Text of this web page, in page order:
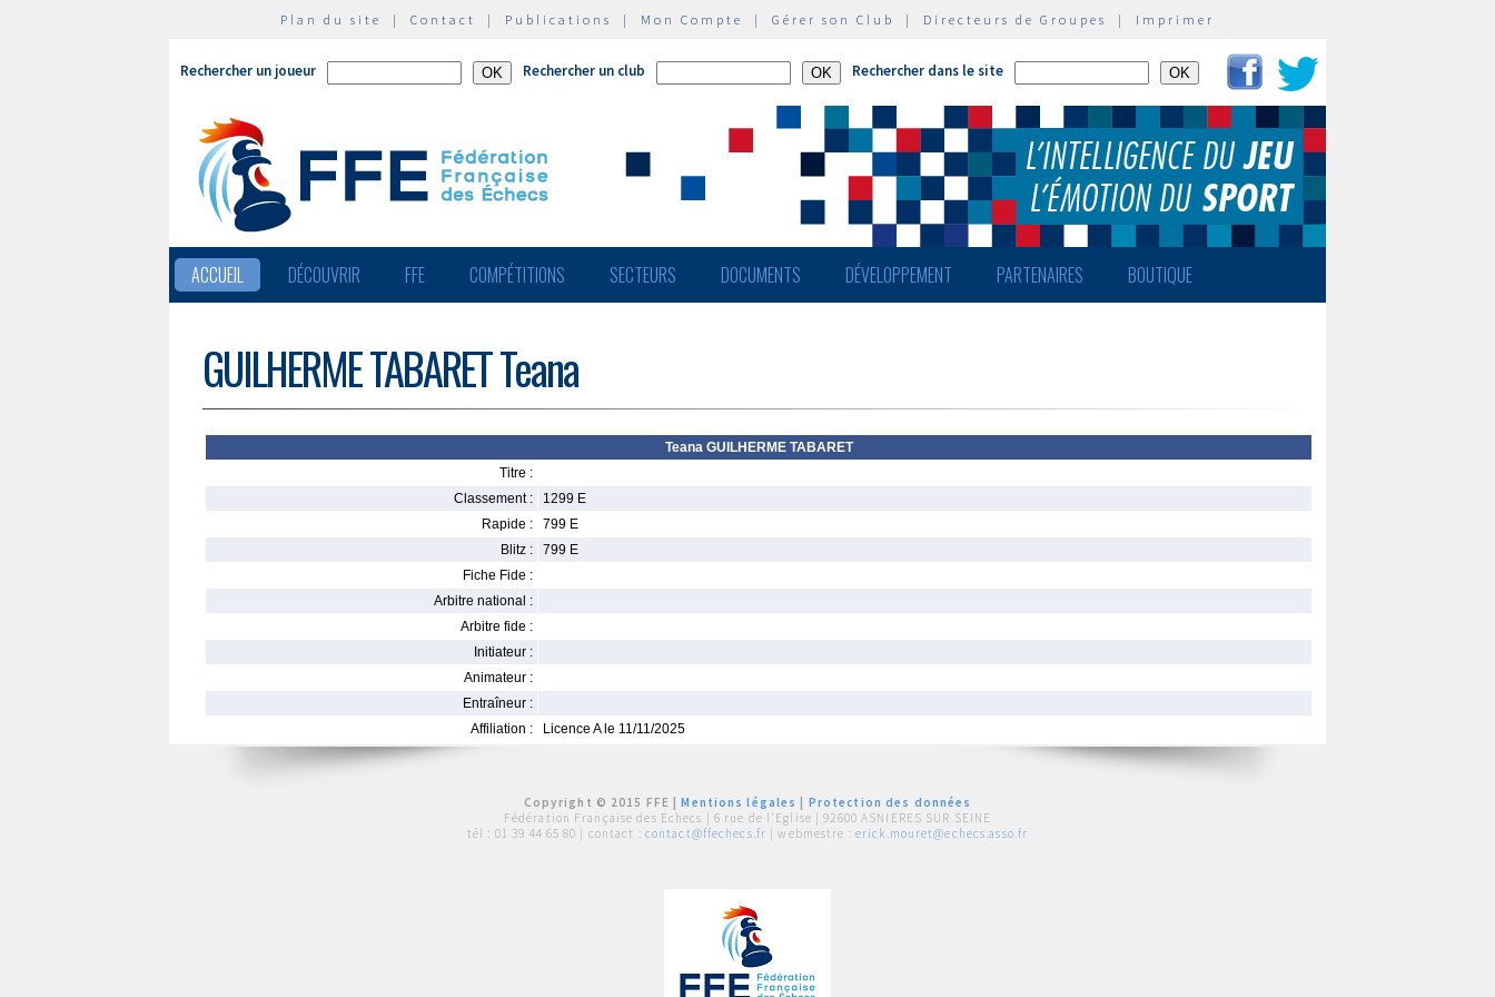
Plan du site | Contact | Publications | Mon Compte | Gérer son Club | Directeurs de Groupes | Imprimer
Rechercher un joueur Rechercher un club Rechercher dans le site
ACCUEIL DÉCOUVRIR FFE COMPÉTITIONS SECTEURS DOCUMENTS DÉVELOPPEMENT PARTENAIRES BOUTIQUE
GUILHERME TABARET Teana
Teana GUILHERME TABARET
Titre :
Classement :
1299 E
Rapide :
799 E
Blitz :
799 E
Fiche Fide :
Arbitre national :
Arbitre fide :
Initiateur :
Animateur :
Entraîneur :
Affiliation :
Licence A le 11/11/2025
Copyright © 2015 FFE |Mentions légales
Protection des données
Fédération Française des Echecs | 6 rue de l'Eglise | 92600 ASNIERES SUR SEINE
tél : 01 39 44 65 80 | contact : contact@ffechecs.fr | webmestre : erick.mouret@echecs.asso.fr